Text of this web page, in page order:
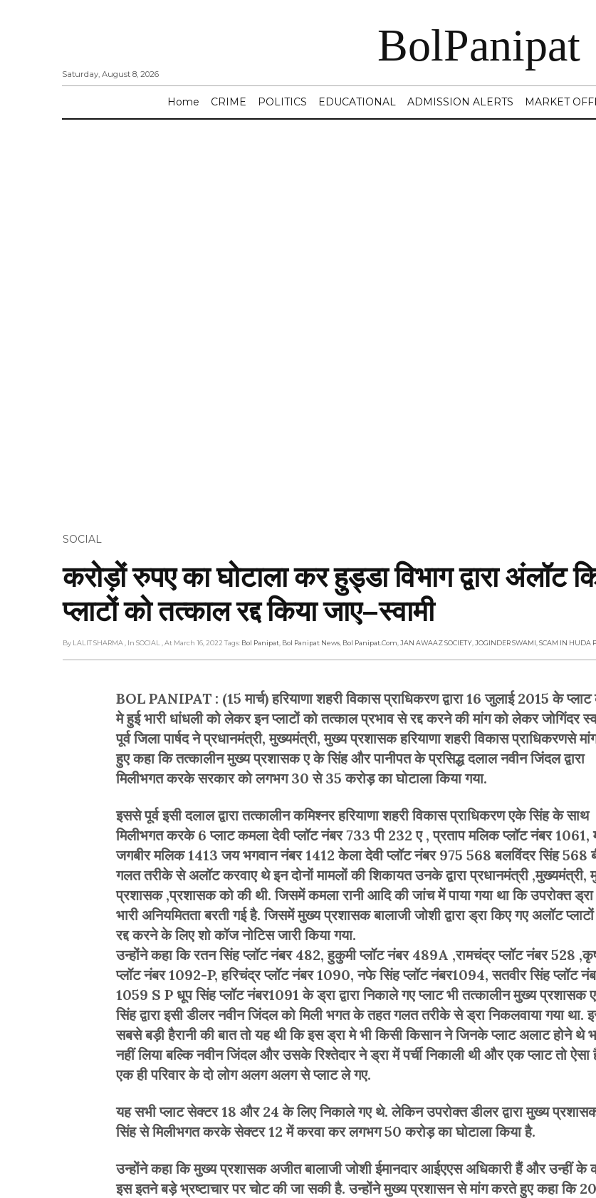
Saturday, August 8, 2026
BolPanipat
Home CRIME POLITICS EDUCATIONAL ADMISSION ALERTS MARKET
SOCIAL
करोड़ों रुपए का घोटाला कर हुड्डा विभाग द्वारा अंलॉट
प्लाटों को तत्काल रद्द किया जाए–स्वामी
By LALIT SHARMA , In SOCIAL , At March 16, 2022 Tags: Bol Panipat Bol Panipat News Bol Panipat.com JAN AWAAZ SOCIETY JOGINDER SWAMI SCAM IN HUDA
BOL PANIPAT : (15 मार्च) हरियाणा शहरी विकास प्राधिकरण द्वारा 16 जुलाई 2015 के
मे हुई भारी धांधली को लेकर इन प्लाटों को तत्काल प्रभाव से रद्द करने की मांग को लेकर जोगिंदर
पूर्व जिला पार्षद ने प्रधानमंत्री, मुख्यमंत्री, मुख्य प्रशासक हरियाणा शहरी विकास प्राधिकरणसे
हुए कहा कि तत्कालीन मुख्य प्रशासक ए के सिंह और पानीपत के प्रसिद्ध दलाल नवीन जिंदल द्वारा
मिलीभगत करके सरकार को लगभग 30 से 35 करोड़ का घोटाला किया गया.
इससे पूर्व इसी दलाल द्वारा तत्कालीन कमिश्नर हरियाणा शहरी विकास प्राधिकरण एके सिंह के साथ
मिलीभगत करके 6 प्लाट कमला देवी प्लॉट नंबर 733 पी 232 ए , प्रताप मलिक प्लॉट नंबर 1061,
जगबीर मलिक 1413 जय भगवान नंबर 1412 केला देवी प्लॉट नंबर 975 568 बलविंदर सिंह 568
गलत तरीके से अलॉट करवाए थे इन दोनों मामलों की शिकायत उनके द्वारा प्रधानमंत्री ,मुख्यमंत्री,
प्रशासक ,प्रशासक को की थी. जिसमें कमला रानी आदि की जांच में पाया गया था कि उपरोक्त
भारी अनियमितता बरती गई है. जिसमें मुख्य प्रशासक बालाजी जोशी द्वारा ड्रा किए गए अलॉट
रद्द करने के लिए शो कॉज नोटिस जारी किया गया.
उन्होंने कहा कि रतन सिंह प्लॉट नंबर 482, हुकुमी प्लॉट नंबर 489A ,रामचंद्र प्लॉट नंबर 528
प्लॉट नंबर 1092-P, हरिचंद्र प्लॉट नंबर 1090, नफे सिंह प्लॉट नंबर1094, सतवीर सिंह प्लॉट
1059 S P धूप सिंह प्लॉट नंबर1091 के ड्रा द्वारा निकाले गए प्लाट भी तत्कालीन मुख्य प्रशासक
सिंह द्वारा इसी डीलर नवीन जिंदल को मिली भगत के तहत गलत तरीके से ड्रा निकलवाया गया था.
सबसे बड़ी हैरानी की बात तो यह थी कि इस ड्रा मे भी किसी किसान ने जिनके प्लाट अलाट होने थे
नहीं लिया बल्कि नवीन जिंदल और उसके रिश्तेदार ने ड्रा में पर्ची निकाली थी और एक प्लाट तो ऐसा
एक ही परिवार के दो लोग अलग अलग से प्लाट ले गए.
यह सभी प्लाट सेक्टर 18 और 24 के लिए निकाले गए थे. लेकिन उपरोक्त डीलर द्वारा मुख्य
सिंह से मिलीभगत करके सेक्टर 12 में करवा कर लगभग 50 करोड़ का घोटाला किया है.
उन्होंने कहा कि मुख्य प्रशासक अजीत बालाजी जोशी ईमानदार आईएएस अधिकारी हैं और उन्हीं के
इस इतने बड़े भ्रष्टाचार पर चोट की जा सकी है. उन्होंने मुख्य प्रशासन से मांग करते हुए कहा कि